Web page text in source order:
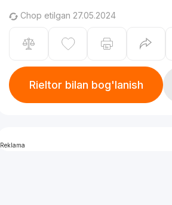
Chop etilgan 27.05.2024
Rieltor bilan bog'lanish
Reklama